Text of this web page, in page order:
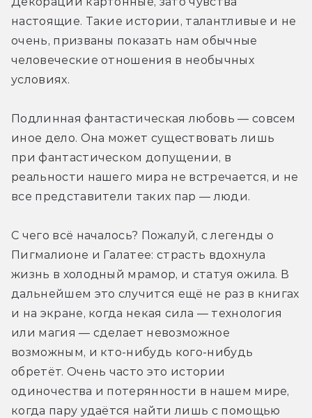
настоящие. Такие истории, талантливые и не
очень, призваны показать нам обычные
человеческие отношения в необычных
условиях.
Подлинная фантастическая любовь — совсем
иное дело. Она может существовать лишь
при фантастическом допущении, в
реальности нашего мира не встречается, и не
все представители таких пар — люди.
С чего всё началось? Пожалуй, с легенды о
Пигмалионе и Галатее: страсть вдохнула
жизнь в холодный мрамор, и статуя ожила. В
дальнейшем это случится ещё не раз в книгах
и на экране, когда некая сила — технология
или магия — сделает невозможное
возможным, и кто-нибудь кого-нибудь
обретёт. Очень часто это истории
одиночества и потерянности в нашем мире,
когда пару удаётся найти лишь с помощью